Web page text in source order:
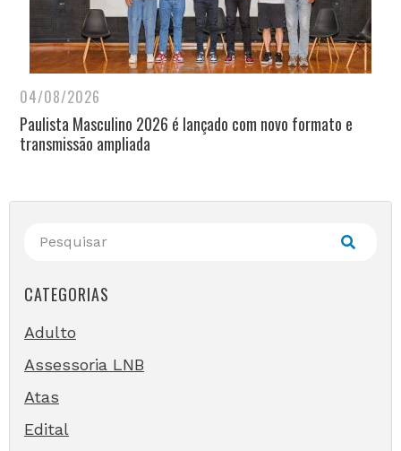
04/08/2026
Paulista Masculino 2026 é lançado com novo formato e
transmissão ampliada
CATEGORIAS
Adulto
Assessoria LNB
Atas
Edital